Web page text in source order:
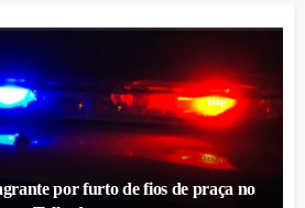
por furto de fios de praça no